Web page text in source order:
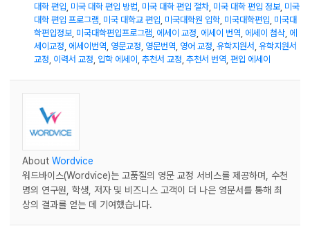
대학 편입 미국 대학 편입 방법 미국 대학 편입 절차 미국 대학 편입 정보 미국
대학 편입 프로그램 미국 대학교 편입 미국대학원 입학 미국대학편입 미국대
학편입정보 미국대학편입프로그램 에세이 교정 에세이 번역 에세이 첨삭 에
세이교정 에세이번역 영문교정 영문번역 영어 교정 유학지원서 유학지원서
교정 이력서 교정 입학 에세이 추천서 교정 추천서 번역 편입 에세이
About Wordvice
워드바이스(Wordvice)는 고품질의 영문 교정 서비스를 제공하며, 수천
명의 연구원, 학생, 저자 및 비즈니스 고객이 더 나은 영문서를 통해 최
상의 결과를 얻는 데 기여했습니다.